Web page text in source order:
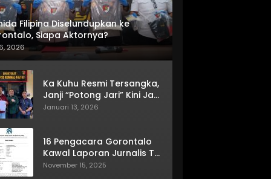
Filipina Diselundupkan ke
Siapa Aktornya?
2026
Ka Kuhu Resmi Tersangka,
Janji “Potong Jari” Kini Jadi
Bumerang
Januari 13, 2026
16 Pengacara Gorontalo
Kawal Laporan Jurnalis TV
One
November 15, 2025